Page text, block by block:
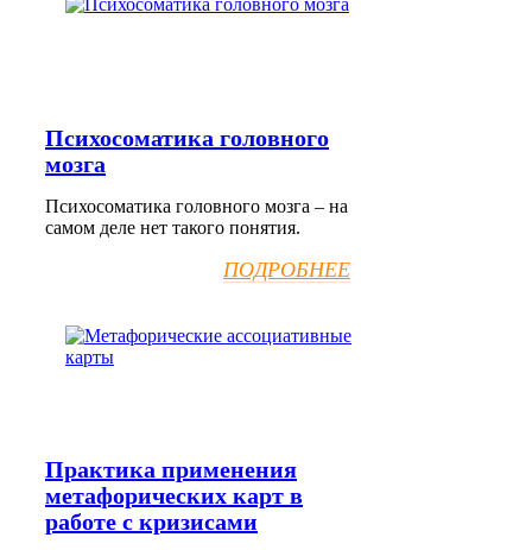
Психосоматика головного
мозга
Психосоматика головного мозга – на
самом деле нет такого понятия.
ПОДРОБНЕЕ
Практика применения
метафорических карт в
работе с кризисами